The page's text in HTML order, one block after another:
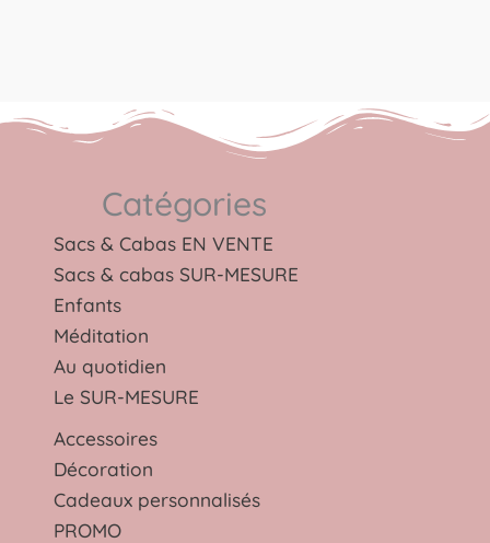
Catégories
Sacs & Cabas EN VENTE
Sacs & cabas SUR-MESURE
Enfants
Méditation
Au quotidien
Le SUR-MESURE
Accessoires
Décoration
Cadeaux personnalisés
PROMO